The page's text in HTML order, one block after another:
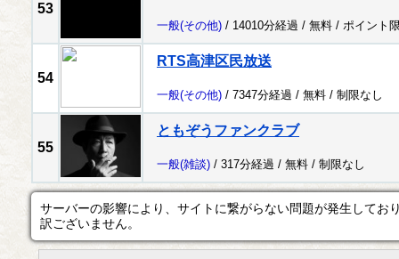
53
一般(その他) / 14010分経過 / 無料 / ポイント
54
RTS高津区民放送
一般(その他) / 7347分経過 / 無料 / 制限なし
55
ともぞうファンクラブ
一般(雑談) / 317分経過 / 無料 / 制限なし
サーバーの影響により、サイトに繋がらない問題が発生してお
訳ございません。